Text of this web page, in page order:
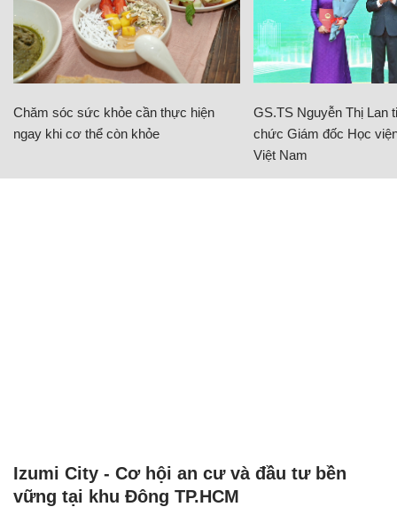
Chăm sóc sức khỏe cần thực hiện
ngay khi cơ thể còn khỏe
GS.TS Nguyễn Thị Lan
chức Giám đốc Học
Việt Nam
Izumi City - Cơ hội an cư và đầu tư bền
vững tại khu Đông TP.HCM